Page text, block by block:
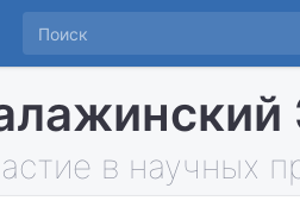
в научных